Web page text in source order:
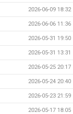
2026-06-09 18:32
2026-06-06 11:36
2026-05-31 19:50
2026-05-31 13:31
2026-05-25 20:17
2026-05-24 20:40
2026-05-23 21:59
2026-05-17 18:05